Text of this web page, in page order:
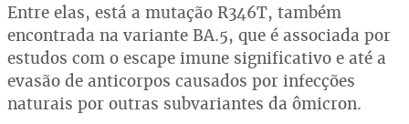
Entre elas, está a mutação R346T, também
encontrada na variante BA.5, que é associada por
estudos com o escape imune significativo e até a
evasão de anticorpos causados por infecções
naturais por outras subvariantes da ômicron.